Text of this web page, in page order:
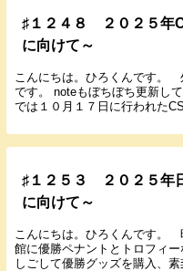
♯１２４８ ２０２５年
に向けて～
こんにちは。ひろくんです。
です。 noteもぼちぼち更新
では１０月１７日に行われた
♯１２５３ ２０２５年
に向けて～
こんにちは。ひろくんです。
館に優勝ペナントとトロフィ
しごして優勝グッズを購入、